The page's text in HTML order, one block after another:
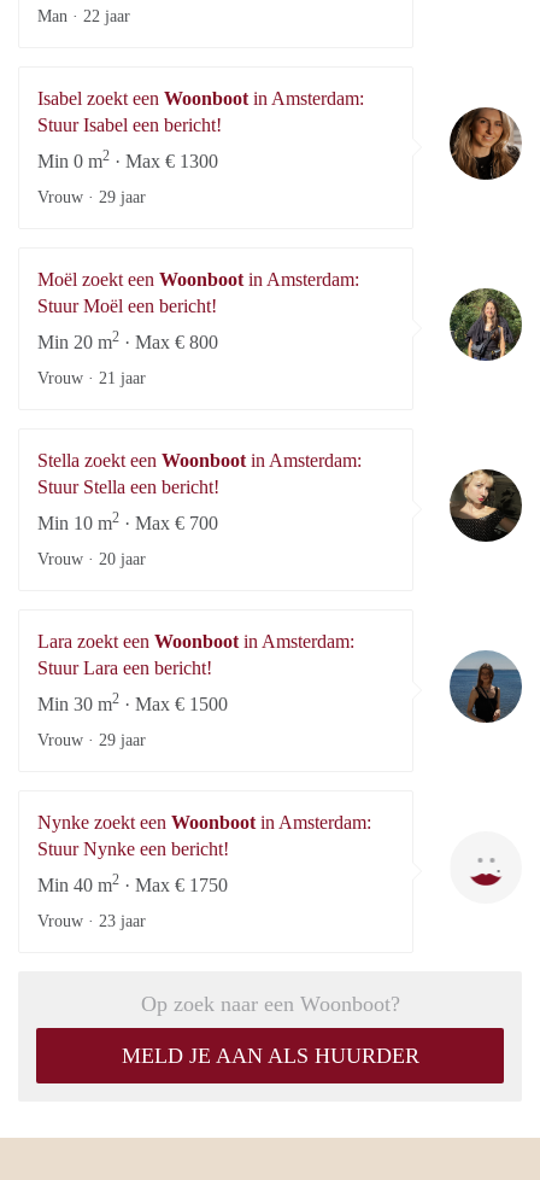
Man · 22 jaar
Isabel zoekt een Woonboot in Amsterdam:
Stuur Isabel een bericht!
Min 0 m2 · Max € 1300
Vrouw · 29 jaar
Moël zoekt een Woonboot in Amsterdam:
Stuur Moël een bericht!
Min 20 m2 · Max € 800
Vrouw · 21 jaar
Stella zoekt een Woonboot in Amsterdam:
Stuur Stella een bericht!
Min 10 m2 · Max € 700
Vrouw · 20 jaar
Lara zoekt een Woonboot in Amsterdam:
Stuur Lara een bericht!
Min 30 m2 · Max € 1500
Vrouw · 29 jaar
Nynke zoekt een Woonboot in Amsterdam:
Stuur Nynke een bericht!
Min 40 m2 · Max € 1750
Vrouw · 23 jaar
Op zoek naar een Woonboot?
MELD JE AAN ALS HUURDER